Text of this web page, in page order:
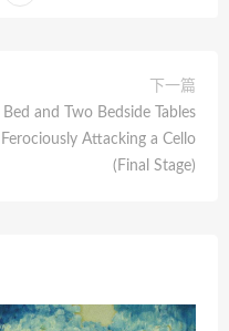
下一篇
Bed and Two Bedside Tables
Ferociously Attacking a Cello
(Final Stage)